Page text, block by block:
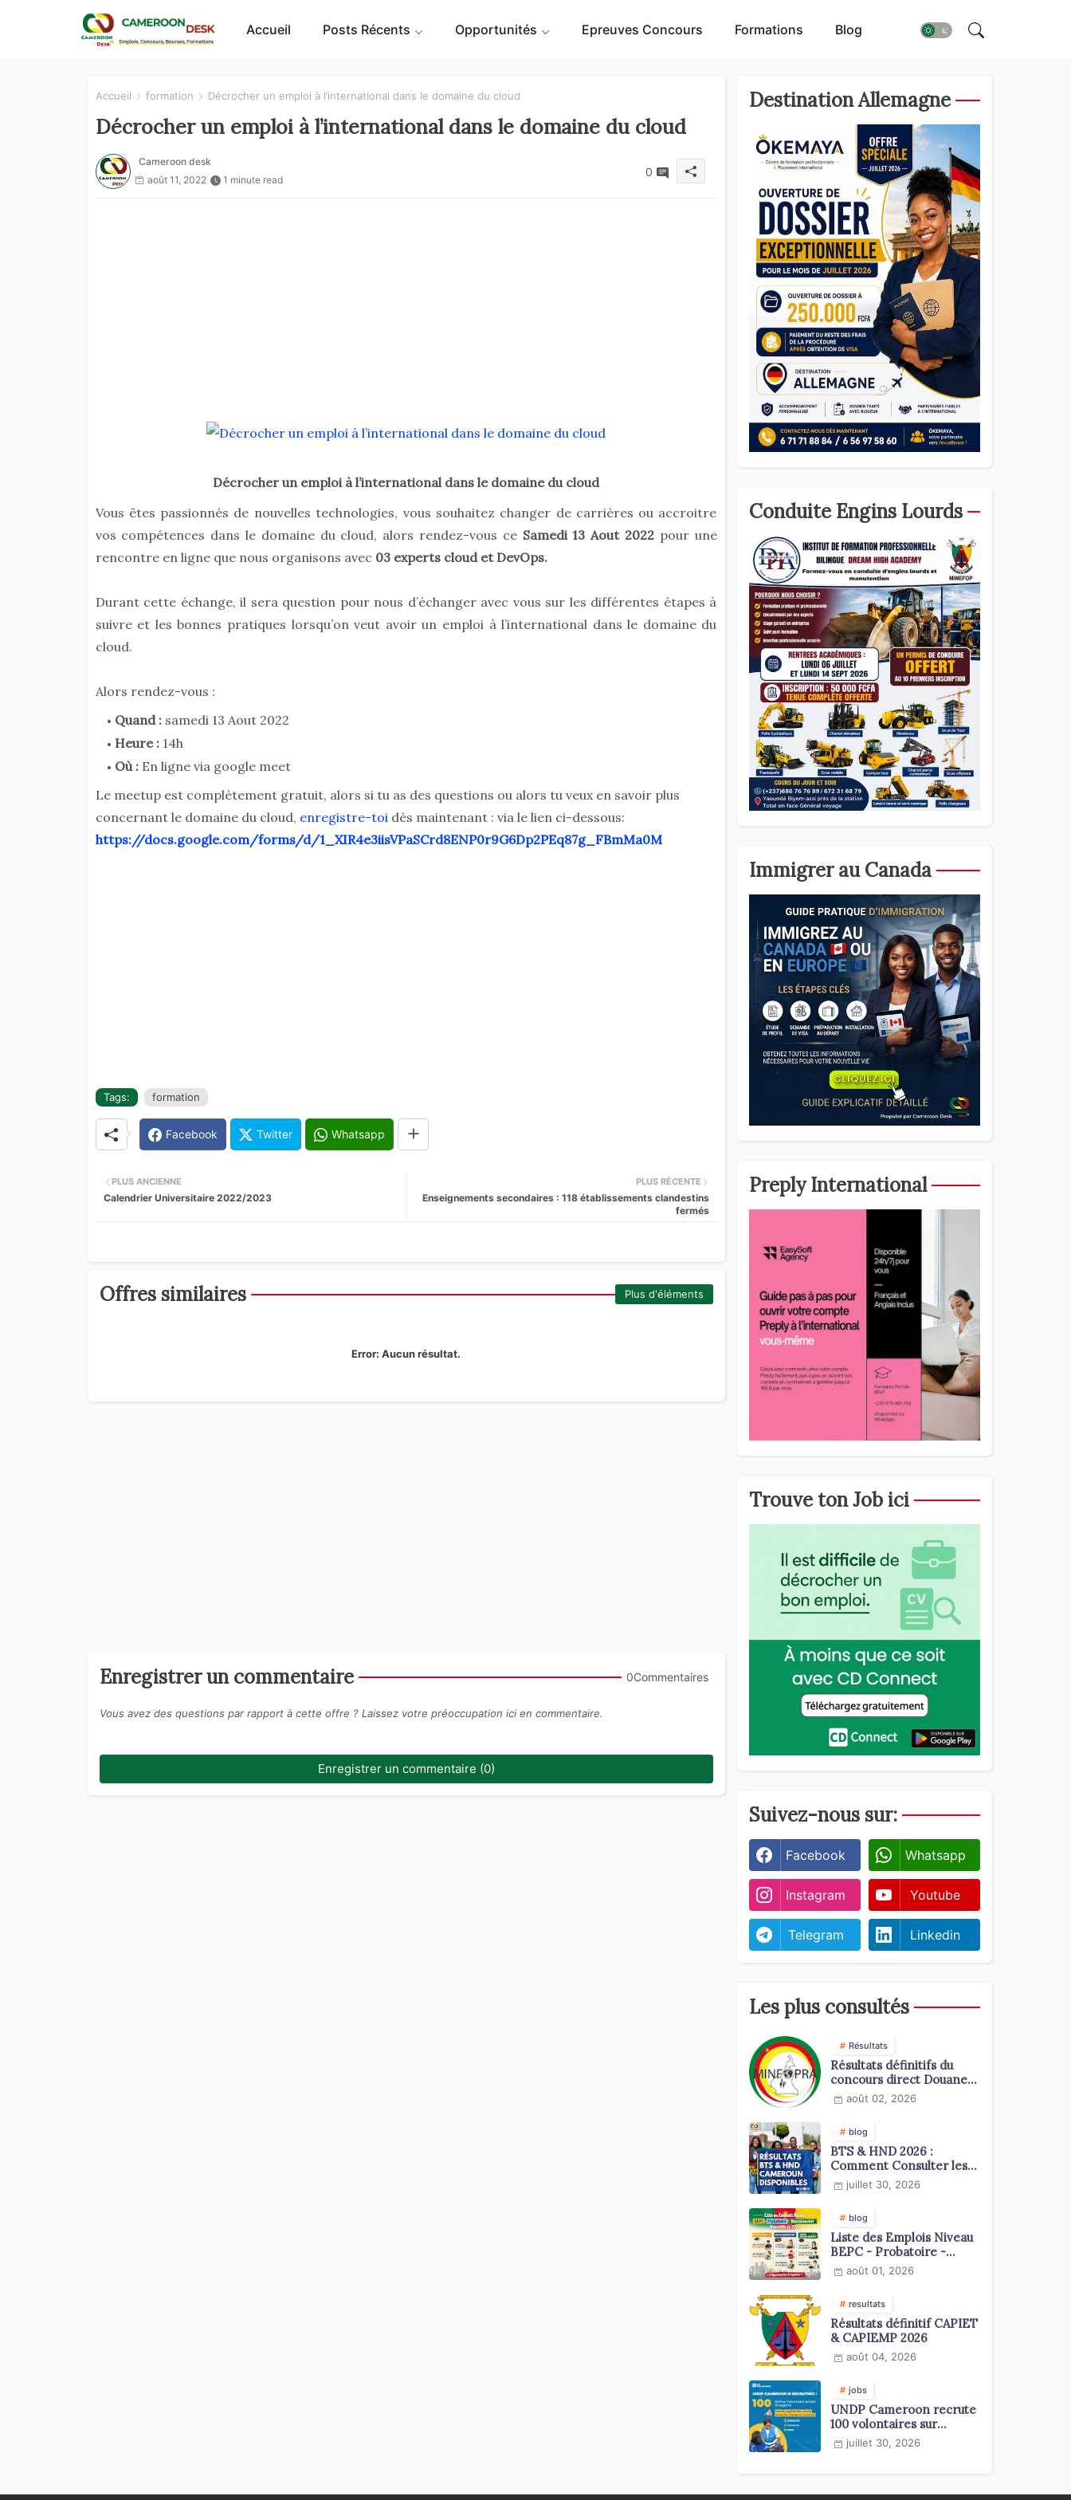
Accueil Posts Récents Opportunités Epreuves Concours Formations Blog
Accueil formation Décrocher un emploi à l’international dans le domaine du cloud
Décrocher un emploi à l’international dans le domaine du cloud
Cameroon desk
août 11, 2022
1 minute read
0
Décrocher un emploi à l’international dans le domaine du cloud
Vous êtes passionnés de nouvelles technologies, vous souhaitez changer de carrières ou accroitre
vos compétences dans le domaine du cloud, alors rendez-vous ceSamedi 13 Aout 2022pour une
rencontre en ligne que nous organisons avec 03 experts cloud et DevOps.
Durant cette échange, il sera question pour nous d’échanger avec vous sur les différentes étapes à
suivre et les bonnes pratiques lorsqu’on veut avoir un emploi à l’international dans le domaine du
cloud.
Alors rendez-vous :
Quand :samedi 13 Aout 2022
Heure :14h
Où :En ligne via google meet
Le meetup est complètement gratuit, alors si tu as des questions ou alors tu veux en savoir plus
concernant le domaine du cloud, enregistre-toidès maintenant : via le lien ci-dessous:
https://docs.google.com/forms/d/1_XIR4e3iisVPaSCrd8ENP0r9G6Dp2PEq87g_FBmMa0M
Tags: formation
Facebook Twitter Whatsapp
PLUS RÉCENTE
Enseignements secondaires : 118 établissements clandestins
fermés
PLUS ANCIENNE
Calendrier Universitaire 2022/2023
Offres similaires Plus d'éléments
Error: Aucun résultat.
Enregistrer un commentaire 0Commentaires
Vous avez des questions par rapport à cette offre ? Laissez votre préoccupation ici en commentaire.
Enregistrer un commentaire (0)
Destination Allemagne
Conduite Engins Lourds
Immigrer au Canada
Preply International
Trouve ton Job ici
Suivez-nous sur:
Facebook Whatsapp
Instagram Youtube
Telegram Linkedin
Les plus consultés
Résultats
Résultats définitifs du
concours direct Douanes
2026août 02, 2026
blog
BTS & HND 2026 :
Comment Consulter les
Résultats ?
juillet 30, 2026
blog
Liste des Emplois Niveau
BEPC - Probatoire -
Baccalauréat dispoblible
en 2026
août 01, 2026
resultats
Résultats définitif CAPIET
& CAPIEMP 2026
août 04, 2026
jobs
UNDP Cameroon recrute
100 volontaires sur
l'échelle du territoire
national
juillet 30, 2026